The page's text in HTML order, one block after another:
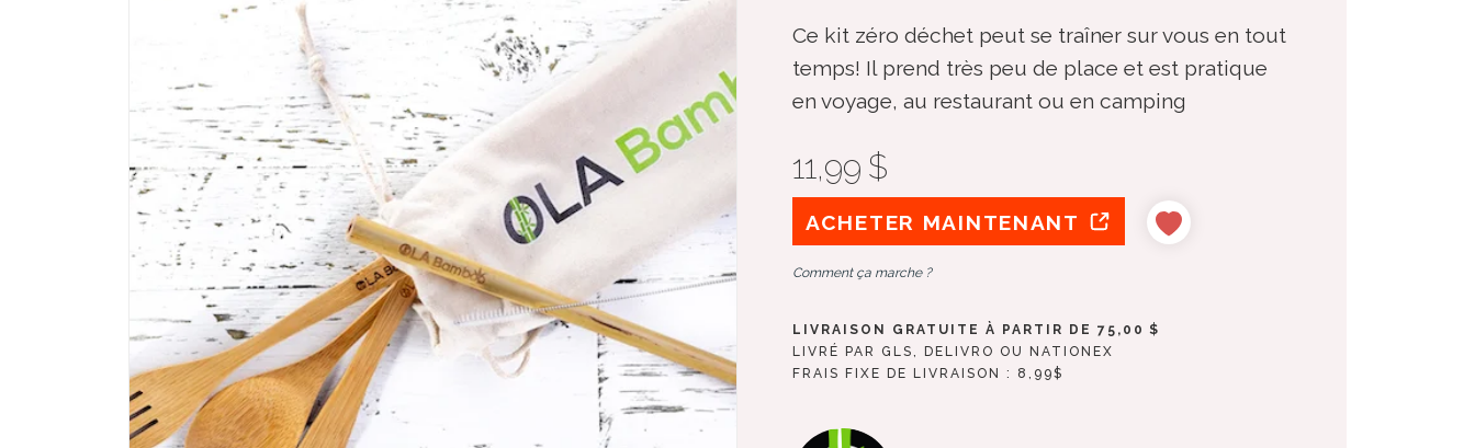
Ce kit zéro déchet peut se traîner sur vous en tout
temps! Il prend très peu de place et est pratique
en voyage, au restaurant ou en camping
11,99 $
ACHETER MAINTENANT
Comment ça marche ?
LIVRAISON GRATUITE À PARTIR DE 75,00 $
LIVRÉ PAR GLS, DELIVRO OU NATIONEX
FRAIS FIXE DE LIVRAISON : 8,99$